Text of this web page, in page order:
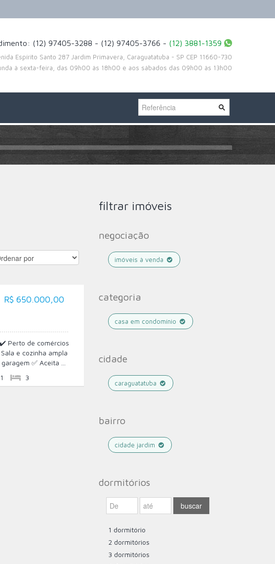
(12) 97405-3288 - (12) 97405-3766 - (12) 3881-1359
Espírito Santo 287 Jardim Primavera, Caraguatatuba - SP CEP 11660-730
à sexta-feira, das 09h00 às 18h00 e aos sábados das 09h00 às 13h00
R$ 650.000,00
Perto de comércios
e cozinha ampla
✅ Aceita ...
1 3
filtrar imóveis
negociação
imóveis à venda
categoria
casa em condomínio
cidade
caraguatatuba
bairro
cidade jardim
dormitórios
1 dormitório
2 dormitórios
3 dormitórios